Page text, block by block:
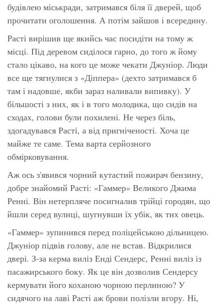
будівлею міськради, затримався біля її дверей, щоб
прочитати оголошення. А потім зайшов і всередину.
Расті вирішив ще якийсь час посидіти на тому ж
місці. Під деревом сиділося гарно, до того ж йому
стало цікаво, на кого це може чекати Джуніор. Люди
все ще тягнулися з «Діппера» (дехто затримався б
там і надовше, якби зараз наливали випивку). У
більшості з них, як і в того молодика, що сидів на
сходах, голови були похилені. Не через біль,
здогадувався Расті, а від пригніченості. Хоча це
майже те саме. Тема варта серйозного
обмірковування.
Аж ось з'явився чорний кутастий пожирач бензину,
добре знайомий Расті: «Гаммер» Великого Джима
Ренні. Він нетерпляче посигналив трійці городян, що
йшли серед вулиці, шугнувши їх убік, як тих овець.
«Гаммер» зупинився перед поліцейською дільницею.
Джуніор підвів голову, але не встав. Відкрилися
двері. З-за керма виліз Енді Сендерс, Ренні виліз із
пасажирського боку. Як це він дозволив Сендерсу
кермувати його коханою чорною перлиною? У
сидячого на лаві Расті аж брови полізли вгору. Ні,